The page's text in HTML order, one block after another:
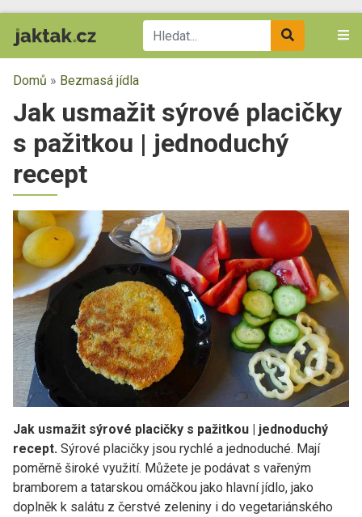
Domů » Bezmasá jídla
Jak usmažit sýrové placičky
s pažitkou | jednoduchý
recept
Jak usmažit sýrové placičky s pažitkou | jednoduchý
recept. Sýrové placičky jsou rychlé a jednoduché. Mají
poměrně široké využití. Můžete je podávat s vařeným
bramborem a tatarskou omáčkou jako hlavní jídlo, jako
doplněk k salátu z čerstvé zeleniny i do vegetariánského